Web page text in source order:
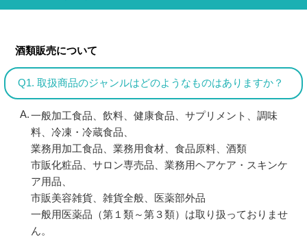
酒類販売について
Q1. 取扱商品のジャンルはどのようなものはありますか？
一般加工食品、飲料、健康食品、サプリメント、調味
料、冷凍・冷蔵食品、
業務用加工食品、業務用食材、食品原料、酒類
市販化粧品、サロン専売品、業務用ヘアケア・スキンケ
ア用品、
市販美容雑貨、雑貨全般、医薬部外品
一般用医薬品（第１類～第３類）は取り扱っておりませ
ん。